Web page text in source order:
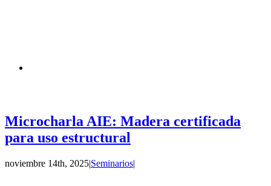
Microcharla AIE: Madera certificada
para uso estructural
noviembre 14th, 2025|Seminarios|